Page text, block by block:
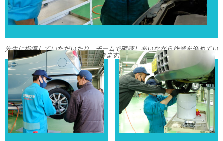
先生に指導していただいたり、チームで確認しあいながら作業を進めてい
きます。